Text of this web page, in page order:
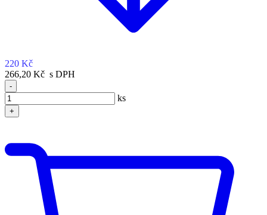
220 Kč
266,20 Kč s DPH
-
ks
+